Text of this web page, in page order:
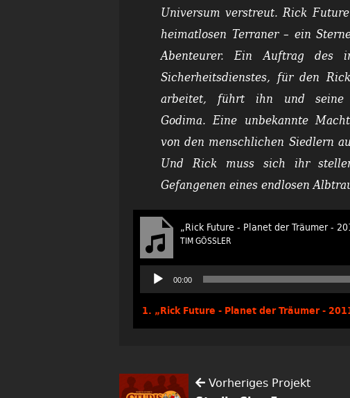
Universum verstreut. Rick
heimatlosen Terraner – ein
Abenteurer. Ein Auftrag des
Sicherheitsdienstes, für den
arbeitet, führt ihn und seine
Godima. Eine unbekannte
von den menschlichen Siedlern
Und Rick muss sich ihr
Gefangenen eines endlosen
„Rick Future - Planet der Träumer -
TIM GÖSSLER
Audio-
Player
00:00
1. „Rick Future - Planet der Träumer -
Vorheriges Projekt